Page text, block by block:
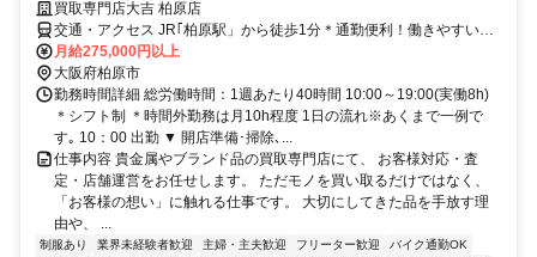
買取専門店大吉 柏原店
交通・アクセス JR｢柏原駅」から徒歩1分＊通勤便利！働きやすい職
場環境だから長期雇用安定
月給275,000円以上
大阪府柏原市
勤務時間詳細 総労働時間：1週あたり40時間 10:00～19:00(実働8h)
＊シフト制 ＊時間外勤務は月10h程度 1日の流れ※あくまで一例で
す｡ 10：00 出勤 ▼ 開店準備･掃除､...
仕事内容 貴金属やブランド品の買取専門店にて、 お客様対応・査
定・店舗運営をお任せします。 ただモノを買い取るだけではなく、
「お客様の想い」に触れる仕事です。 大切にしてきた品を手放す理
由や、 ...
制服あり 業界未経験者歓迎 主婦・主夫歓迎 フリーター歓迎
バイク通勤OK